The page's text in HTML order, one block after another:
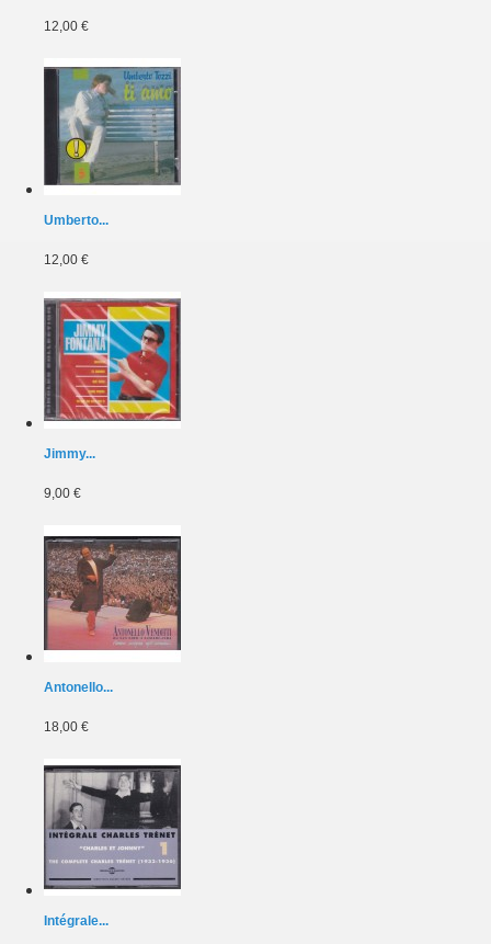
12,00 €
Umberto...
12,00 €
Jimmy...
9,00 €
Antonello...
18,00 €
Intégrale...